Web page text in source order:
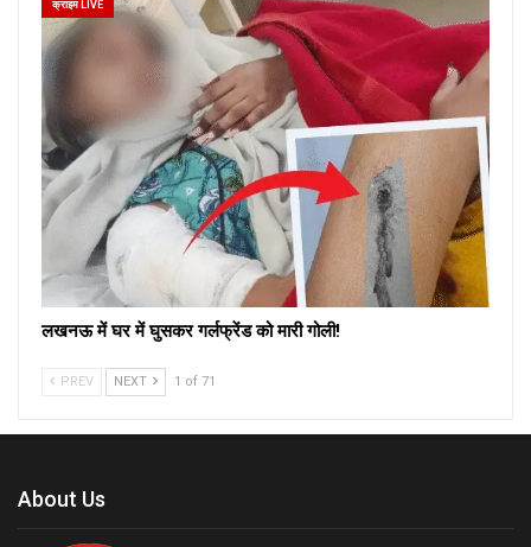
क्राइम LIVE
लखनऊ में घर में घुसकर गर्लफ्रेंड को मारी गोली!
PREV NEXT 1 of 71
About Us